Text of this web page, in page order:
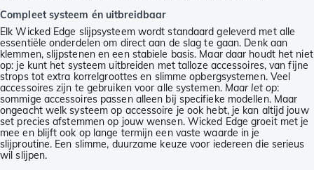
Compleet systeem én uitbreidbaar
Elk Wicked Edge slijpsysteem wordt standaard geleverd met alle
essentiële onderdelen om direct aan de slag te gaan. Denk aan
klemmen, slijpstenen en een stabiele basis. Maar daar houdt het niet
op: je kunt het systeem uitbreiden met talloze accessoires, van fijne
strops tot extra korrelgroottes en slimme opbergsystemen. Veel
accessoires zijn te gebruiken voor alle systemen. Maar let op:
sommige accessoires passen alleen bij specifieke modellen. Maar
ongeacht welk systeem op accessoire je ook hebt, je kan altijd jouw
set precies afstemmen op jouw wensen. Wicked Edge groeit met je
mee en blijft ook op lange termijn een vaste waarde in je
slijproutine. Een slimme, duurzame keuze voor iedereen die serieus
wil slijpen.